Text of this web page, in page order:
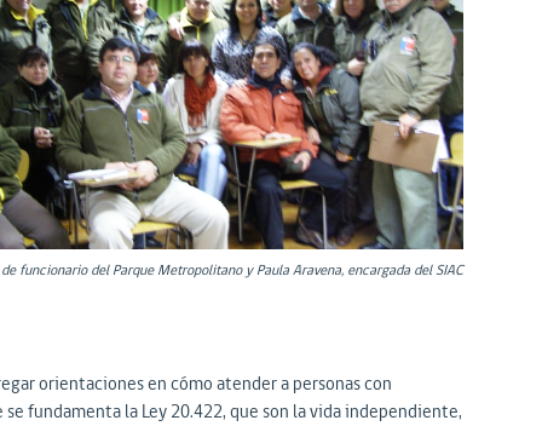
funcionario del Parque Metropolitano y Paula Aravena, encargada del SIAC
orientaciones en cómo atender a personas con
fundamenta la Ley 20.422, que son la vida independiente,